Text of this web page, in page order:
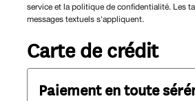
service et la politique de confidentialité. Les
messages textuels s'appliquent.
Carte de crédit
Paiement en toute